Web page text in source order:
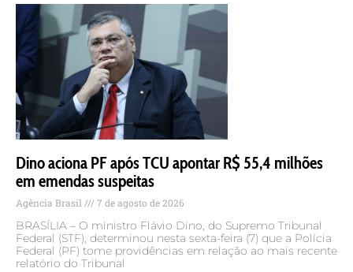
Dino aciona PF após TCU apontar R$ 55,4 milhões
em emendas suspeitas
Agência Brasil 7 de agosto de 2026
BRASÍLIA – O ministro Flávio Dino, do Supremo Tribunal
Federal (STF), determinou nesta sexta-feira (7) que a Polícia
Federal (PF) tome providências em relação ao mais recente
relatório do Tribunal